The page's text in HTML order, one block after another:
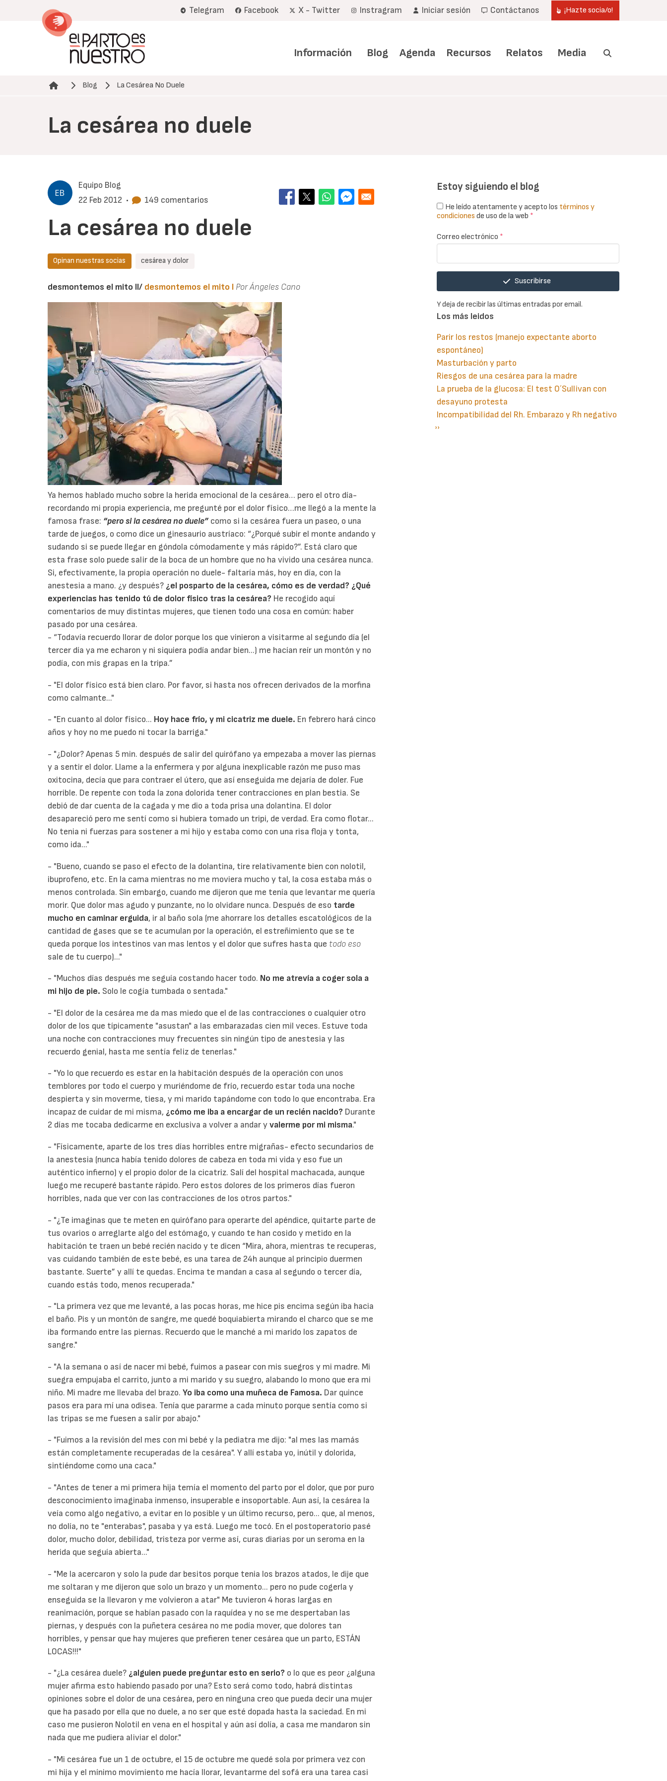
Telegram Facebook X - Twitter Instragram Iniciar sesión Contáctanos ¡Hazte socia/o!
Información Blog Agenda Recursos Relatos Media
Ruta de navegación
Blog La Cesárea No Duele
La cesárea no duele
Equipo Blog
22 Feb 2012 • 149 comentarios
La cesárea no duele
Opinan nuestras socias cesárea y dolor
desmontemos el mito II/ desmontemos el mito I Por Ángeles Cano
Ya hemos hablado mucho sobre la herida emocional de la cesárea… pero el otro día-
recordando mi propia experiencia, me pregunté por el dolor físico…me llegó a la mente la
famosa frase: “pero si la cesárea no duele”como si la cesárea fuera un paseo, o una
tarde de juegos, o como dice un ginesaurio austríaco: “¿Porqué subir el monte andando y
sudando si se puede llegar en góndola cómodamente y más rápido?”. Está claro que
esta frase solo puede salir de la boca de un hombre que no ha vivido una cesárea nunca.
Si, efectivamente, la propia operación no duele- faltaría más, hoy en día, con la
anestesia a mano. ¿y después? ¿el posparto de la cesárea, cómo es de verdad? ¿Qué
experiencias has tenido tú de dolor físico tras la cesárea? He recogido aquí
comentarios de muy distintas mujeres, que tienen todo una cosa en común: haber
pasado por una cesárea.
- “Todavía recuerdo llorar de dolor porque los que vinieron a visitarme al segundo día (el
tercer día ya me echaron y ni siquiera podía andar bien...) me hacían reír un montón y no
podía, con mis grapas en la tripa.”
- "El dolor físico está bien claro. Por favor, si hasta nos ofrecen derivados de la morfina
como calmante..."
- "En cuanto al dolor físico... Hoy hace frío, y mi cicatriz me duele. En febrero hará cinco
años y hoy no me puedo ni tocar la barriga."
- "¿Dolor? Apenas 5 min. después de salir del quirófano ya empezaba a mover las piernas
y a sentir el dolor. Llame a la enfermera y por alguna inexplicable razón me puso mas
oxitocina, decía que para contraer el útero, que así enseguida me dejaría de doler. Fue
horrible. De repente con toda la zona dolorida tener contracciones en plan bestia. Se
debió de dar cuenta de la cagada y me dio a toda prisa una dolantina. El dolor
desapareció pero me sentí como si hubiera tomado un tripi, de verdad. Era como flotar...
No tenia ni fuerzas para sostener a mi hijo y estaba como con una risa floja y tonta,
como ida..."
- "Bueno, cuando se paso el efecto de la dolantina, tire relativamente bien con nolotil,
ibuprofeno, etc. En la cama mientras no me moviera mucho y tal, la cosa estaba más o
menos controlada. Sin embargo, cuando me dijeron que me tenía que levantar me quería
morir. Que dolor mas agudo y punzante, no lo olvidare nunca. Después de eso tarde
mucho en caminar erguida, ir al baño sola (me ahorrare los detalles escatológicos de la
cantidad de gases que se te acumulan por la operación, el estreñimiento que se te
queda porque los intestinos van mas lentos y el dolor que sufres hasta que todo eso
sale de tu cuerpo)..."
- "Muchos días después me seguía costando hacer todo. No me atrevía a coger sola a
mi hijo de pie. Solo le cogía tumbada o sentada."
- "El dolor de la cesárea me da mas miedo que el de las contracciones o cualquier otro
dolor de los que típicamente "asustan" a las embarazadas cien mil veces. Estuve toda
una noche con contracciones muy frecuentes sin ningún tipo de anestesia y las
recuerdo genial, hasta me sentía feliz de tenerlas."
- "Yo lo que recuerdo es estar en la habitación después de la operación con unos
temblores por todo el cuerpo y muriéndome de frío, recuerdo estar toda una noche
despierta y sin moverme, tiesa, y mi marido tapándome con todo lo que encontraba. Era
incapaz de cuidar de mi misma, ¿cómo me iba a encargar de un recién nacido? Durante
2 días me tocaba dedicarme en exclusiva a volver a andar yvalerme por mi misma."
- "Físicamente, aparte de los tres días horribles entre migrañas- efecto secundarios de
la anestesia (nunca había tenido dolores de cabeza en toda mi vida y eso fue un
auténtico infierno) y el propio dolor de la cicatriz. Salí del hospital machacada, aunque
luego me recuperé bastante rápido. Pero estos dolores de los primeros días fueron
horribles, nada que ver con las contracciones de los otros partos."
- "¿Te imaginas que te meten en quirófano para operarte del apéndice, quitarte parte de
tus ovarios o arreglarte algo del estómago, y cuando te han cosido y metido en la
habitación te traen un bebé recién nacido y te dicen “Mira, ahora, mientras te recuperas,
vas cuidando también de este bebé, es una tarea de 24h aunque al principio duermen
bastante. Suerte” y allí te quedas. Encima te mandan a casa al segundo o tercer día,
cuando estás todo, menos recuperada."
- "La primera vez que me levanté, a las pocas horas, me hice pis encima según iba hacia
el baño. Pis y un montón de sangre, me quedé boquiabierta mirando el charco que se me
iba formando entre las piernas. Recuerdo que le manché a mi marido los zapatos de
sangre."
- "A la semana o así de nacer mi bebé, fuimos a pasear con mis suegros y mi madre. Mi
suegra empujaba el carrito, junto a mi marido y su suegro, alabando lo mono que era mi
niño. Mi madre me llevaba del brazo. Yo iba como una muñeca de Famosa. Dar quince
pasos era para mí una odisea. Tenía que pararme a cada minuto porque sentía como si
las tripas se me fuesen a salir por abajo."
- "Fuimos a la revisión del mes con mi bebé y la pediatra me dijo: "al mes las mamás
están completamente recuperadas de la cesárea". Y allí estaba yo, inútil y dolorida,
sintiéndome como una caca."
- "Antes de tener a mi primera hija temía el momento del parto por el dolor, que por puro
desconocimiento imaginaba inmenso, insuperable e insoportable. Aun así, la cesárea la
veía como algo negativo, a evitar en lo posible y un último recurso, pero... que, al menos,
no dolía, no te "enterabas", pasaba y ya está. Luego me tocó. En el postoperatorio pasé
dolor, mucho dolor, debilidad, tristeza por verme así, curas diarias por un seroma en la
herida que seguía abierta..."
- "Me la acercaron y solo la pude dar besitos porque tenia los brazos atados, le dije que
me soltaran y me dijeron que solo un brazo y un momento... pero no pude cogerla y
enseguida se la llevaron y me volvieron a atar" Me tuvieron 4 horas largas en
reanimación, porque se habían pasado con la raquídea y no se me despertaban las
piernas, y después con la puñetera cesárea no me podía mover, que dolores tan
horribles, y pensar que hay mujeres que prefieren tener cesárea que un parto, ESTÁN
LOCAS!!!"
- "¿La cesárea duele? ¿alguien puede preguntar esto en serio? o lo que es peor ¿alguna
mujer afirma esto habiendo pasado por una? Esto será como todo, habrá distintas
opiniones sobre el dolor de una cesárea, pero en ninguna creo que pueda decir una mujer
que ha pasado por ella que no duele, a no ser que esté dopada hasta la saciedad. En mi
caso me pusieron Nolotil en vena en el hospital y aún así dolía, a casa me mandaron sin
nada que me pudiera aliviar el dolor."
- "Mi cesárea fue un 1 de octubre, el 15 de octubre me quedé sola por primera vez con
mi hija y el mínimo movimiento me hacía llorar, levantarme del sofá era una tarea casi
Estoy siguiendo el blog
He leído atentamente y acepto los términos y
condiciones de uso de la web *
Correo electrónico *
Suscribirse
Y deja de recibir las últimas entradas por email.
Los más leidos
Parir los restos (manejo expectante aborto
espontáneo)
Masturbación y parto
Riesgos de una cesárea para la madre
La prueba de la glucosa: El test O´Sullivan con
desayuno protesta
Incompatibilidad del Rh. Embarazo y Rh negativo
Paginación
Siguiente
››